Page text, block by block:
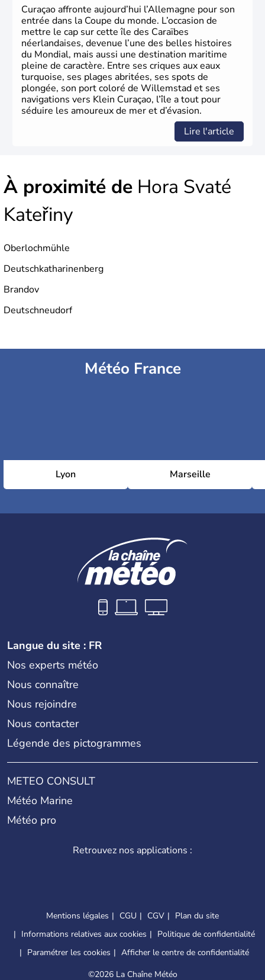
Curaçao affronte aujourd’hui l’Allemagne pour son
entrée dans la Coupe du monde. L’occasion de
mettre le cap sur cette île des Caraïbes
néerlandaises, devenue l’une des belles histoires
du Mondial, mais aussi une destination maritime
pleine de caractère. Entre ses criques aux eaux
turquoise, ses plages abritées, ses spots de
plongée, son port coloré de Willemstad et ses
navigations vers Klein Curaçao, l’île a tout pour
séduire les amoureux de mer et d’évasion.
Lire l'article
À proximité de Hora Svaté
Kateřiny
Oberlochmühle
Deutschkatharinenberg
Brandov
Deutschneudorf
Météo France
Lyon Marseille
Langue du site : FR
Nos experts météo
Nous connaître
Nous rejoindre
Nous contacter
Légende des pictogrammes
METEO CONSULT
Météo Marine
Météo pro
Retrouvez nos applications :
Mentions légales CGU CGV
Plan du site
Informations relatives aux cookies
Politique de confidentialité
Paramétrer les cookies
Afficher le centre de confidentialité
©2026 La Chaîne Météo